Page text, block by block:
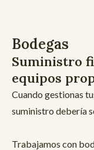
Bodegas
Suministro
equipos
Cuando gestionas
suministro debería
Trabajamos con